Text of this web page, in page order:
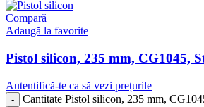
Compară
Adaugă la favorite
Pistol silicon, 235 mm, CG1045,
Autentifică-te ca să vezi prețurile
Cantitate Pistol silicon, 235 mm,